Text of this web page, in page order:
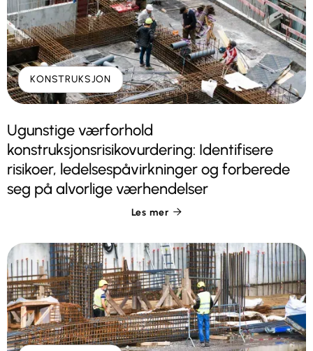
KONSTRUKSJON
Ugunstige værforhold
konstruksjonsrisikovurdering: Identifisere
risikoer, ledelsespåvirkninger og forberede
seg på alvorlige værhendelser
Les mer 